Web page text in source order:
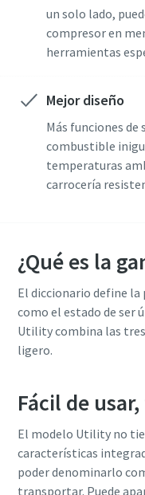
un solo lado,
compresor en
herramientas
Mejor diseño
Más funciones de
combustible
temperaturas
carrocería
¿Qué es la
El diccionario define
como el estado de ser
Utility combina las
ligero.
Fácil de
El modelo Utility no
características
poder denominarlo
transportar. Puede